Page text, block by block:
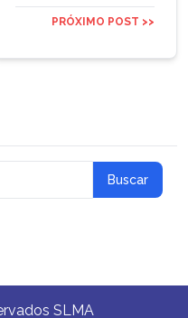
PRÓXIMO POST >>
SLMA